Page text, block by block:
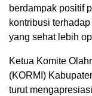
berdampak positif
kontribusi
yang sehat lebih
Ketua Komite
(KORMI)
turut